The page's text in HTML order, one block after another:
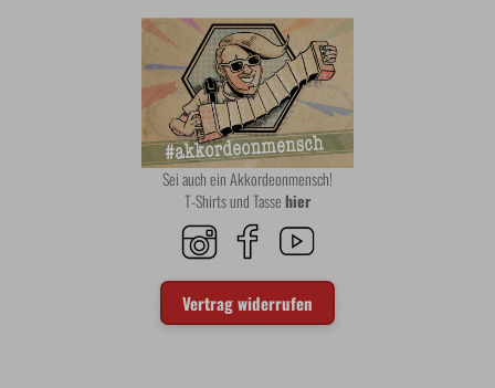
Sei auch ein Akkordeonmensch!
T-Shirts und Tassehier
Vertrag widerrufen